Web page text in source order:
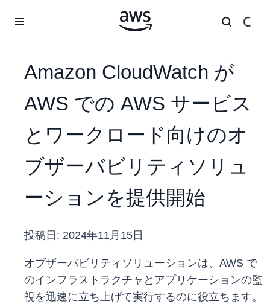
Amazon CloudWatch が
AWS での AWS サービス
とワークロード向けのオ
ブザーバビリティソリュ
ーションを提供開始
投稿日: 2024年11月15日
オブザーバビリティソリューションは、AWS で
のインフラストラクチャとアプリケーションの監
視を迅速に立ち上げて実行するのに役立ちます。